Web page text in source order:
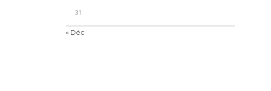
31
« Déc